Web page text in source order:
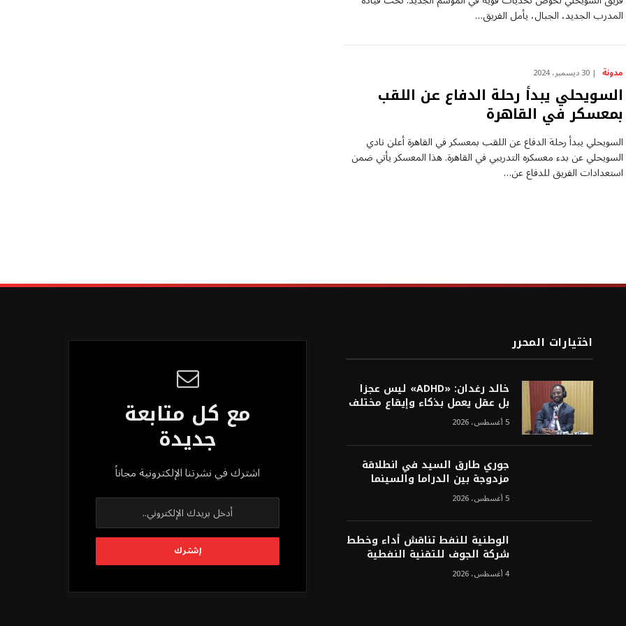
المدرب الجديد، الجبال، ​يأمل الفريق…
مدونة 30 ديسمبر، 2024
السويحلي يبدأ رحلة الدفاع عن اللقب
بمعسكر في القاهرة
السويحلي يبدأ رحلة الدفاع⁢ عن اللقب بمعسكر في القاهرة أعلن نادي
السويحلي عن بدء ⁤معسكره التدريبي في القاهرة. هذا المعسكر يأتي ضمن
استعدادات الفريق للدفاع عن…
اختيارات المحرر
خالد رغدان: «ADHD» ليس عجزا
بل عقل يعمل بذكاء وإيقاع مختلف
5 أغسطس، 2026
جوري طارق السيد في انطلاقة
مزدوجة بين الدراما والسينما
5 أغسطس، 2026
الوطنية للنفط تناقش أداء وخطط
شركة الجوف للتقنية النفطية
4 أغسطس، 2026
مع كل متابعة
جديدة
اشترك في نشرتنا الإلكترونية مجاناً